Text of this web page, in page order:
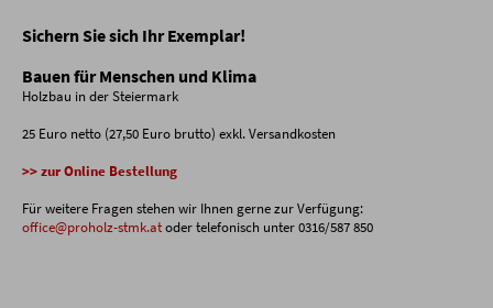
Sichern Sie sich Ihr Exemplar!
Bauen für Menschen und Klima
Holzbau in der Steiermark
25 Euro netto (27,50 Euro brutto) exkl. Versandkosten
>> zur Online Bestellung
Für weitere Fragen stehen wir Ihnen gerne zur Verfügung:
office@proholz-stmk.atoder telefonisch unter 0316/587 850